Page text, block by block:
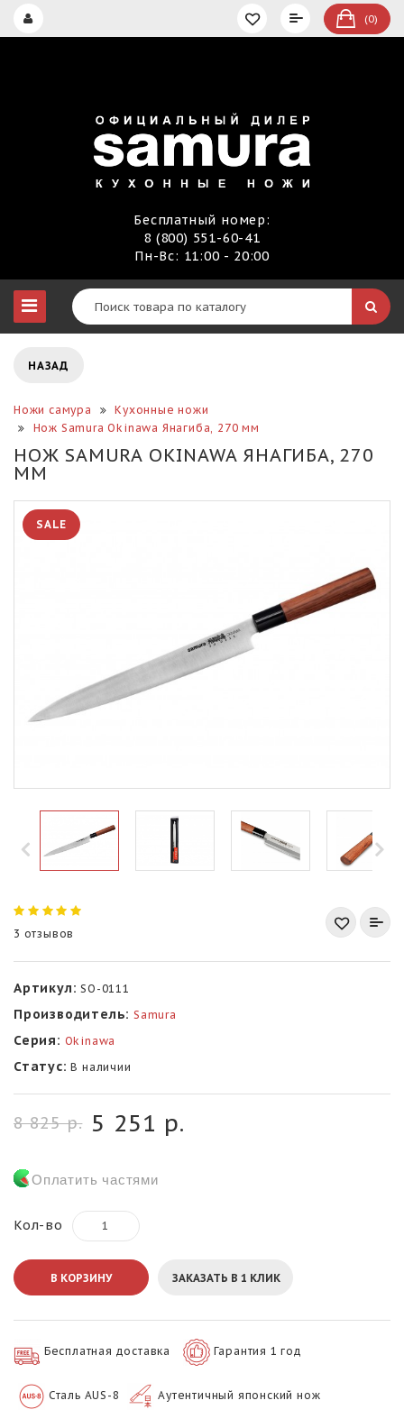
(0)
Бесплатный номер:
8 (800) 551-60-41
Пн-Вс: 11:00 - 20:00
НАЗАД
Ножи самура
Кухонные ножи
Нож Samura Okinawa Янагиба, 270 мм
НОЖ SAMURA OKINAWA ЯНАГИБА, 270
ММ
SALE
3 отзывов
Артикул: SO-0111
Производитель: Samura
Серия: Okinawa
Статус: В наличии
8 825 р. 5 251 р.
Оплатить частями
Кол-во
В КОРЗИНУ ЗАКАЗАТЬ В 1 КЛИК
Бесплатная доставка Гарантия 1 год
Сталь AUS-8 Аутентичный японский нож